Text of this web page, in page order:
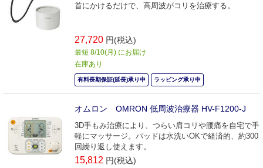
首にかけるだけで、高周波がコリを治療する。
27,720 円(税込)
最短 8/10(月) にお届け
在庫あり
有料長期保証(延長)承り中 ラッピング承り中
オムロン OMRON 低周波治療器 HV-F1200-J
3D手もみ治療により、つらい肩コリや腰痛を自宅で手
軽にマッサージ。パッドは水洗いOKで経済的、約300
回繰り返し使えます。
15,812 円(税込)